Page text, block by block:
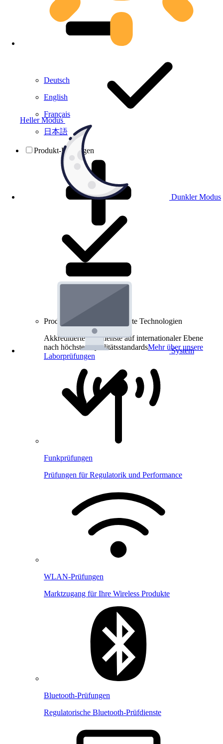
Heller Modus
Dunkler Modus
System
Deutsch
English
Français
日本語
Produkt-Prüfungen
Produkt-Prüfungen für smarte Technologien
Akkreditierte Prüfdienste auf internationaler Ebene
nach höchsten QualitätsstandardsMehr über unsere
Laborprüfungen
Funkprüfungen
Prüfungen für Regulatorik und Performance
WLAN-Prüfungen
Marktzugang für Ihre Wireless Produkte
Bluetooth-Prüfungen
Regulatorische Bluetooth-Prüfdienste